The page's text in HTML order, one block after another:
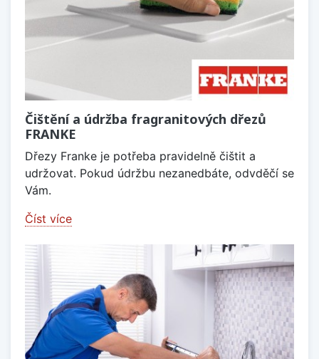
Čištění a údržba fragranitových dřezů
FRANKE
Dřezy Franke je potřeba pravidelně čištit a
udržovat. Pokud údržbu nezanedbáte, odvděčí se
Vám.
Číst více